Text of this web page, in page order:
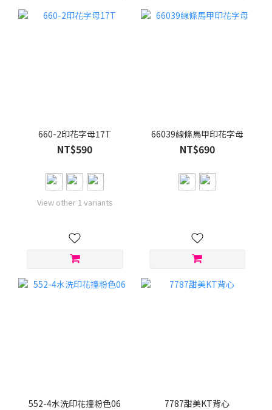
660-2印花字母17T
NT$590
View other 1 variants
66039線條馬甲印花字母
NT$690
552-4水洗印花撞粉色06 7787甜美KT背心